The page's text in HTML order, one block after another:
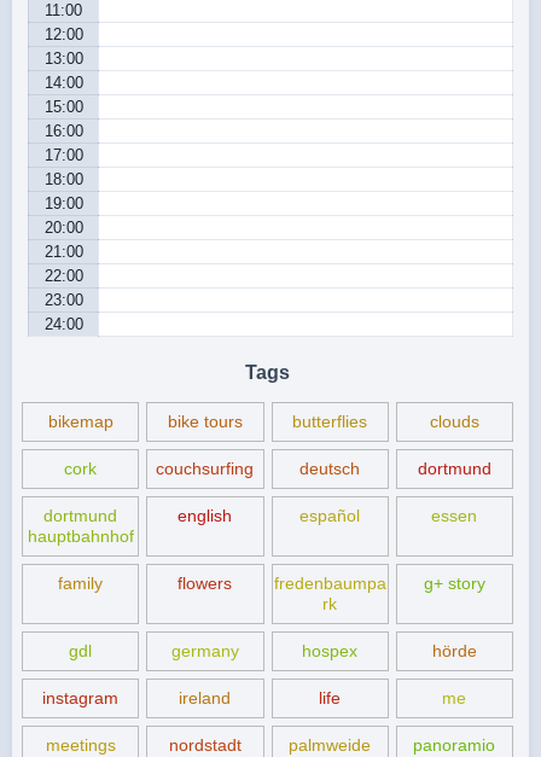
11:00
12:00
13:00
14:00
15:00
16:00
17:00
18:00
19:00
20:00
21:00
22:00
23:00
24:00
Tags
bikemap bike tours butterflies clouds
cork couchsurfing deutsch dortmund
dortmund
hauptbahnhof
english español essen
family flowers
fredenbaumpa
rk
g+ story
gdl germany hospex hörde
instagram ireland life me
meetings nordstadt palmweide panoramio